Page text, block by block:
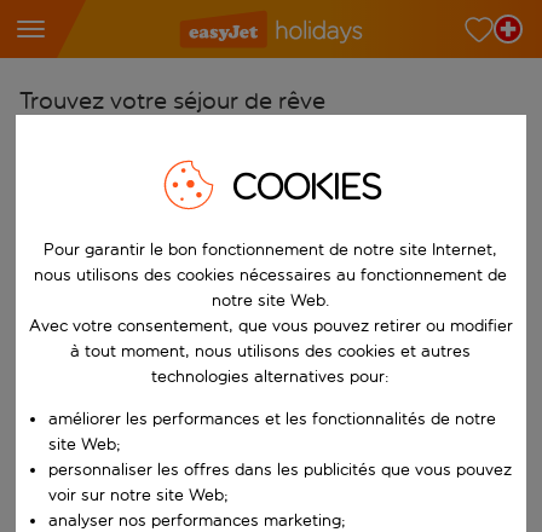
Trouvez votre séjour de rêve
Choisissez votre aéroport
Commencez à taper pour la saisie automatique. Lorsque les
Choisissez votre destination
Vers
Choisissez vos dates
Quand
Rechercher
COOKIES
Pour garantir le bon fonctionnement de notre site Internet,
nous utilisons des cookies nécessaires au fonctionnement de
notre site Web.
Avec votre consentement, que vous pouvez retirer ou modifier
à tout moment, nous utilisons des cookies et autres
technologies alternatives pour:
améliorer les performances et les fonctionnalités de notre
site Web;
personnaliser les offres dans les publicités que vous pouvez
voir sur notre site Web;
analyser nos performances marketing;